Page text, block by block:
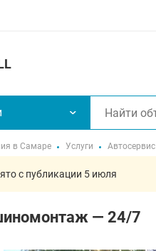
в Самаре Услуги Автосервис
с публикации 5 июля
— 24/7